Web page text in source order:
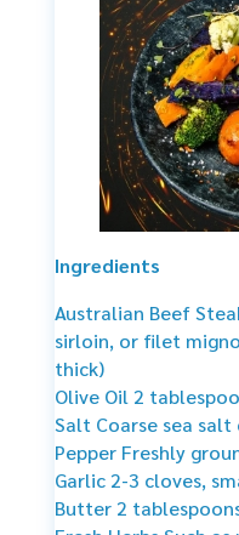
Ingredients
Australian Beef
sirloin, or filet
thick)
Olive Oil 2
Salt Coarse sea
Pepper Freshly
Garlic 2-3 cloves,
Butter 2